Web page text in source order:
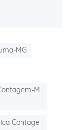
MG
M
Contage